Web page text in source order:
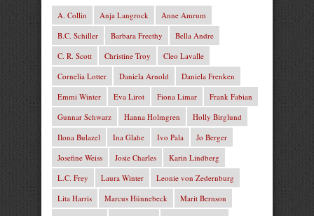
A. Collin Anja Langrock
Anne Amrum
B.C. Schiller
Barbara Freethy
Bella Andre
C. R. Scott
Christine Troy
Cleo Lavalle
Cornelia Lotter
Daniela Arnold
Daniela Frenken
Emmi Winter
Eva Lirot Fiona Limar
Frank Fabian
Gunnar Schwarz
Hanna Holmgren
Holly Birglund
Ilona Bulazel
Ina Glahe Ivo Pala
Jo Berger
Josefine Weiss
Josie Charles
Karin Lindberg
L.C. Frey
Laura Winter
Leonie von Zedernburg
Lita Harris
Marcus Hünnebeck
Marit Bernson